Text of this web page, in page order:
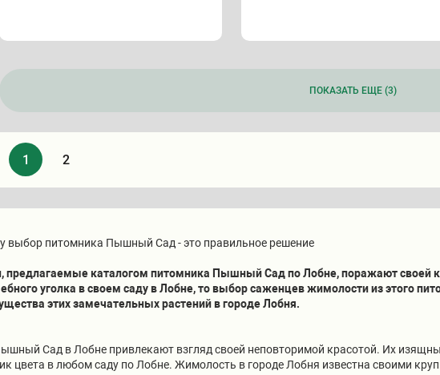
ПОКАЗАТЬ ЕЩЕ (3)
1 2
питомника Пышный Сад - это правильное решение
каталогом питомника Пышный Сад по Лобне, поражают своей
уголка в своем саду в Лобне, то выбор саженцев жимолости из этого
этих замечательных растений в городе Лобня.
Сад в Лобне привлекают взгляд своей неповторимой красотой. Их
цвета в любом саду по Лобне. Жимолость в городе Лобня известна своими